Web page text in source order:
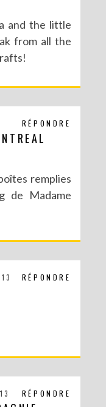
and the little
from all the
RÉPONDRE
remplies
de Madame
RÉPONDRE
RÉPONDRE